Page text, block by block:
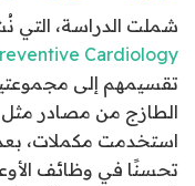
شملت الدراسة، التي
Cardiology
تقسيمهم إلى
الطازج من مصادر مثل